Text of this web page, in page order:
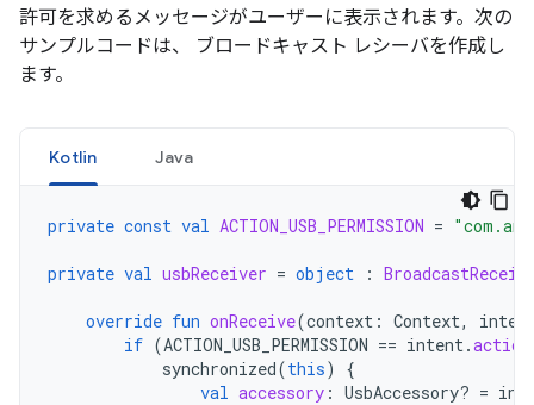
許可を求めるメッセージがユーザーに表示されます。次の
サンプルコードは、 ブロードキャスト レシーバを作成し
ます。
Kotlin Java
private const val ACTION_USB_PERMISSION =
private val usbReceiver = object :
override fun onReceive(context : Context,
if (ACTION_USB_PERMISSION == intent.action
synchronized(this)
{
val accessory : UsbAccessory? =